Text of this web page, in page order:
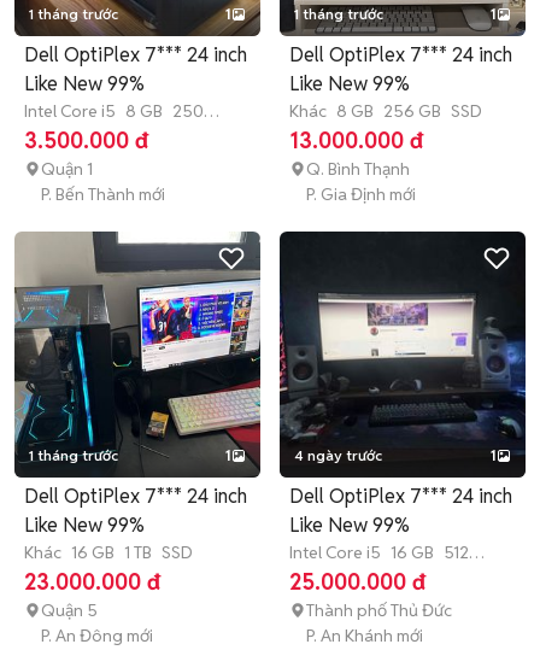
1 tháng trước 1
Dell OptiPlex 7*** 24 inch
Like New 99%
Intel Core i5 8 GB 250
GB SSD
3.500.000 đ
Quận 1
P. Bến Thành mới
1 tháng trước 1
Dell OptiPlex 7*** 24 inch
Like New 99%
Khác 8 GB 256 GB SSD
13.000.000 đ
Q. Bình Thạnh
P. Gia Định mới
1 tháng trước 1
Dell OptiPlex 7*** 24 inch
Like New 99%
Khác 16 GB 1 TB SSD
23.000.000 đ
Quận 5
P. An Đông mới
4 ngày trước 1
Dell OptiPlex 7*** 24 inch
Like New 99%
Intel Core i5 16 GB 512
GB SSD
25.000.000 đ
Thành phố Thủ Đức
P. An Khánh mới